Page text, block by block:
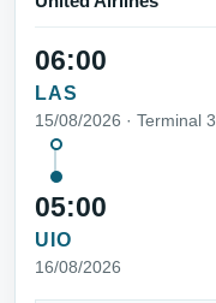
06:00
LAS
15/08/2026 · Terminal 3
05:00
UIO
16/08/2026